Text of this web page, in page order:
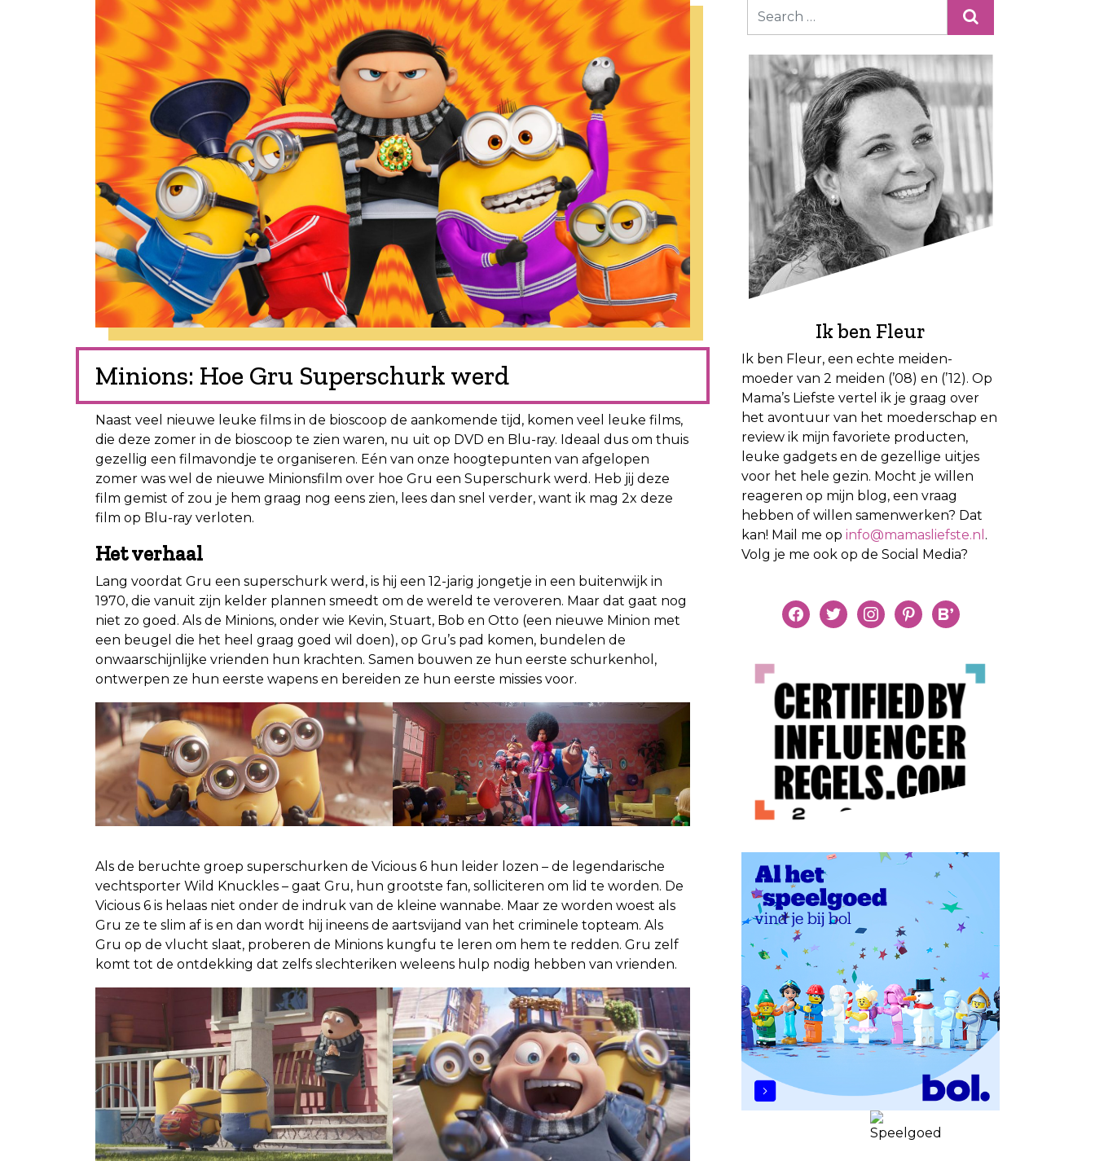
Minions: Hoe Gru Superschurk werd
Naast veel nieuwe leuke films in de bioscoop de aankomende tijd, komen veel leuke films,
die deze zomer in de bioscoop te zien waren, nu uit op DVD en Blu-ray. Ideaal dus om thuis
gezellig een filmavondje te organiseren. Eén van onze hoogtepunten van afgelopen
zomer was wel de nieuwe Minionsfilm over hoe Gru een Superschurk werd. Heb jij deze
film gemist of zou je hem graag nog eens zien, lees dan snel verder, want ik mag 2x deze
film op Blu-ray verloten.
Het verhaal
Lang voordat Gru een superschurk werd, is hij een 12-jarig jongetje in een buitenwijk in
1970, die vanuit zijn kelder plannen smeedt om de wereld te veroveren. Maar dat gaat nog
niet zo goed. Als de Minions, onder wie Kevin, Stuart, Bob en Otto (een nieuwe Minion met
een beugel die het heel graag goed wil doen), op Gru’s pad komen, bundelen de
onwaarschijnlijke vrienden hun krachten. Samen bouwen ze hun eerste schurkenhol,
ontwerpen ze hun eerste wapens en bereiden ze hun eerste missies voor.
Als de beruchte groep superschurken de Vicious 6 hun leider lozen – de legendarische
vechtsporter Wild Knuckles – gaat Gru, hun grootste fan, solliciteren om lid te worden. De
Vicious 6 is helaas niet onder de indruk van de kleine wannabe. Maar ze worden woest als
Gru ze te slim af is en dan wordt hij ineens de aartsvijand van het criminele topteam. Als
Gru op de vlucht slaat, proberen de Minions kungfu te leren om hem te redden. Gru zelf
komt tot de ontdekking dat zelfs slechteriken weleens hulp nodig hebben van vrienden.
Ik ben Fleur
Ik ben Fleur, een echte meiden-
moeder van 2 meiden (’08) en (’12). Op
Mama’s Liefste vertel ik je graag over
het avontuur van het moederschap en
review ik mijn favoriete producten,
leuke gadgets en de gezellige uitjes
voor het hele gezin. Mocht je willen
reageren op mijn blog, een vraag
hebben of willen samenwerken? Dat
kan! Mail me op info@mamasliefste.nl .
Volg je me ook op de Social Media?
facebooktwitterinstagrampinterestbloglovin